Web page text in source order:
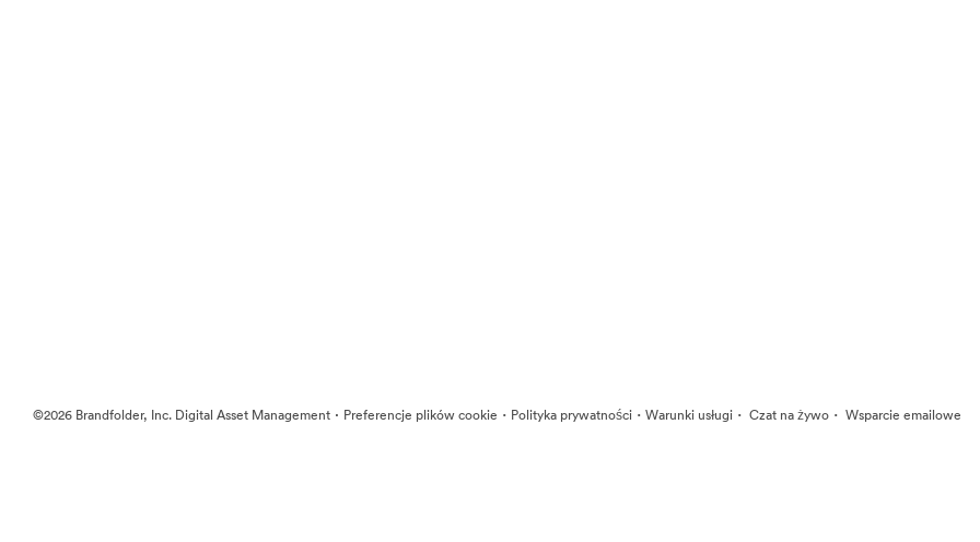
©2026 Brandfolder, Inc. Digital Asset Management · Preferencje plików cookie · Polityka prywatności · Warunki usługi · Czat na żywo · Wsparcie emailowe